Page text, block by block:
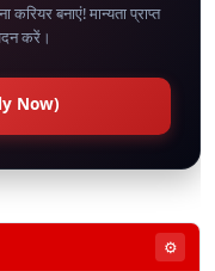
बनाएं! मान्यता प्राप्त
करें।
Now)
⚙️